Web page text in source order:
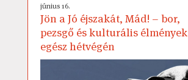
június 16.
Jön a Jó éjszakát, Mád! – bor,
pezsgő és kulturális élmények
egész hétvégén